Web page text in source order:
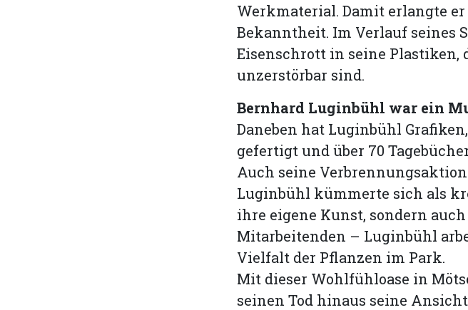
Werkmaterial. Damit erlangte
Bekanntheit. Im Verlauf seines
Eisenschrott in seine Plastiken,
unzerstörbar sind.
Bernhard Luginbühl war ein
Daneben hat Luginbühl
gefertigt und über 70
Auch seine
Luginbühl kümmerte sich als
ihre eigene Kunst, sondern
Mitarbeitenden – Luginbühl
Vielfalt der Pflanzen im Park.
Mit dieser Wohlfühloase in
seinen Tod hinaus seine